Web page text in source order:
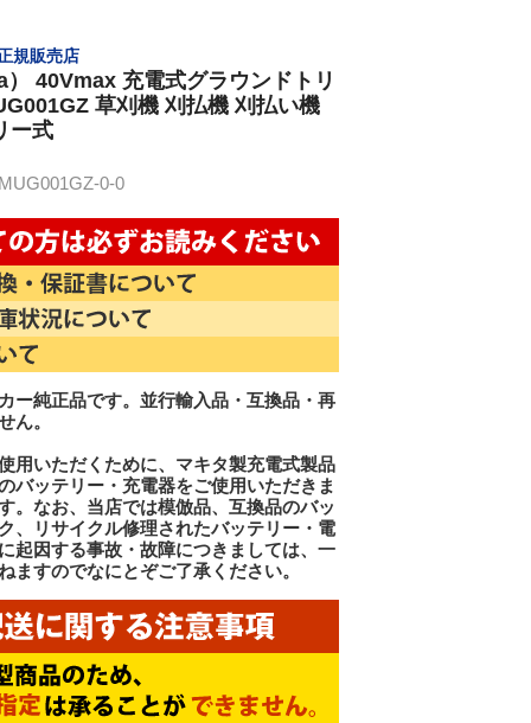
規販売店
40Vmax 充電式グラウンドトリ
草刈機 刈払機 刈払い機
ー式
0-0
ー純正品です。並行輸入品・互換品・再
ん。
用いただくために、マキタ製充電式製品
バッテリー・充電器をご使用いただきま
。なお、当店では模倣品、互換品のバッ
、リサイクル修理されたバッテリー・電
起因する事故・故障につきましては、一
ますのでなにとぞご了承ください。